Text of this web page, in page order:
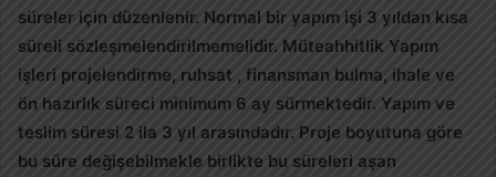
süreler için düzenlenir. Normal bir yapım işi 3 yıldan kısa
süreli sözleşmelendirilmemelidir. Müteahhitlik Yapım
işleri projelendirme, ruhsat , finansman bulma, ihale ve
ön hazırlık süreci minimum 6 ay sürmektedir. Yapım ve
teslim süresi 2 ila 3 yıl arasındadır. Proje boyutuna göre
bu süre değişebilmekle birlikte bu süreleri aşan